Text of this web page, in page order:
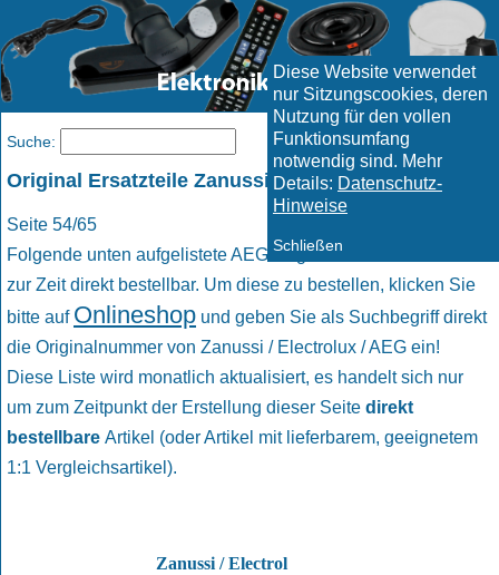
Diese Website verwendet
nur Sitzungscookies, deren
Nutzung für den vollen
Funktionsumfang
notwendig sind. Mehr
Details: Datenschutz-
Hinweise
Schließen
Original Ersatzteile Zanussi / Electrolux / AEG
Seite 54/65
Folgende unten aufgelistete AEG Original Ersatzteile sind
zur Zeit direkt bestellbar. Um diese zu bestellen, klicken Sie
bitte auf Onlineshop und geben Sie als Suchbegriff direkt
die Originalnummer von Zanussi / Electrolux / AEG ein!
Diese Liste wird monatlich aktualisiert, es handelt sich nur
um zum Zeitpunkt der Erstellung dieser Seite direkt
bestellbare Artikel (oder Artikel mit lieferbarem, geeignetem
1:1 Vergleichsartikel).
Zanussi / Electrol
Suche: